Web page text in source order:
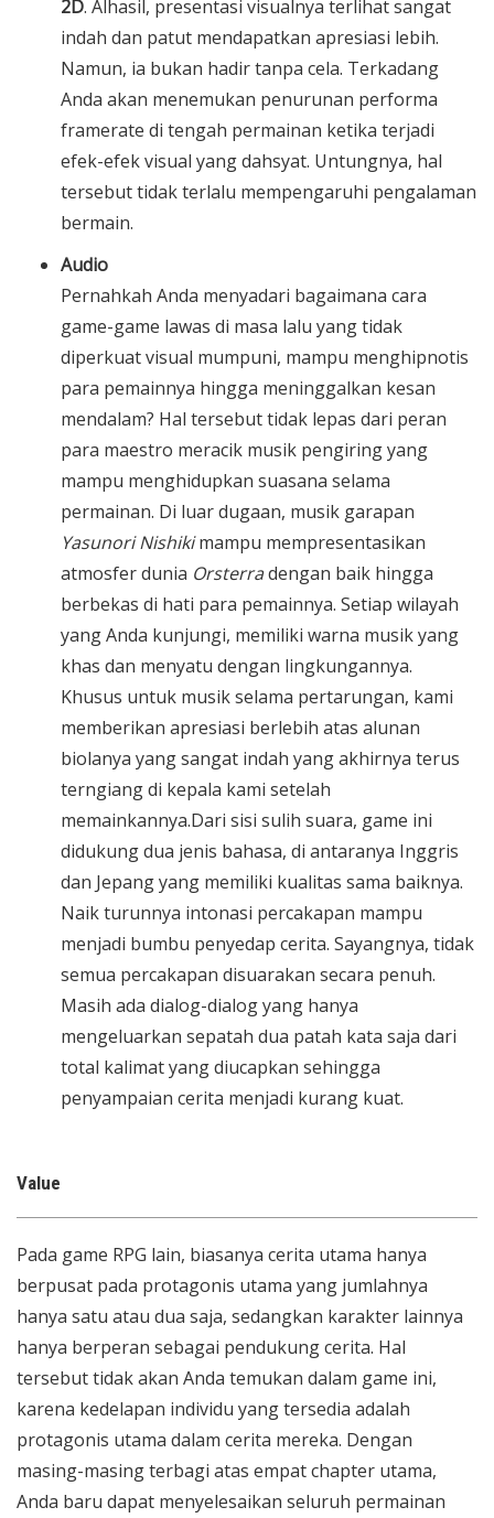
2D. Alhasil, presentasi visualnya terlihat sangat
indah dan patut mendapatkan apresiasi lebih.
Namun, ia bukan hadir tanpa cela. Terkadang
Anda akan menemukan penurunan performa
framerate di tengah permainan ketika terjadi
efek-efek visual yang dahsyat. Untungnya, hal
tersebut tidak terlalu mempengaruhi pengalaman
bermain.
Audio
Pernahkah Anda menyadari bagaimana cara
game-game lawas di masa lalu yang tidak
diperkuat visual mumpuni, mampu menghipnotis
para pemainnya hingga meninggalkan kesan
mendalam? Hal tersebut tidak lepas dari peran
para maestro meracik musik pengiring yang
mampu menghidupkan suasana selama
permainan. Di luar dugaan, musik garapan
Yasunori Nishikimampu mempresentasikan
atmosfer dunia Orsterradengan baik hingga
berbekas di hati para pemainnya. Setiap wilayah
yang Anda kunjungi, memiliki warna musik yang
khas dan menyatu dengan lingkungannya.
Khusus untuk musik selama pertarungan, kami
memberikan apresiasi berlebih atas alunan
biolanya yang sangat indah yang akhirnya terus
terngiang di kepala kami setelah
memainkannya.Dari sisi sulih suara, game ini
didukung dua jenis bahasa, di antaranya Inggris
dan Jepang yang memiliki kualitas sama baiknya.
Naik turunnya intonasi percakapan mampu
menjadi bumbu penyedap cerita. Sayangnya, tidak
semua percakapan disuarakan secara penuh.
Masih ada dialog-dialog yang hanya
mengeluarkan sepatah dua patah kata saja dari
total kalimat yang diucapkan sehingga
penyampaian cerita menjadi kurang kuat.
Value
Pada game RPG lain, biasanya cerita utama hanya
berpusat pada protagonis utama yang jumlahnya
hanya satu atau dua saja, sedangkan karakter lainnya
hanya berperan sebagai pendukung cerita. Hal
tersebut tidak akan Anda temukan dalam game ini,
karena kedelapan individu yang tersedia adalah
protagonis utama dalam cerita mereka. Dengan
masing-masing terbagi atas empat chapter utama,
Anda baru dapat menyelesaikan seluruh permainan